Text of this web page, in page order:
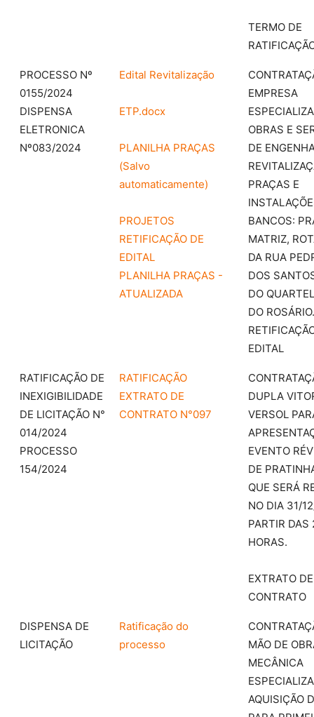
TERMO DE
PROCESSO Nº
0155/2024
DISPENSA
ELETRONICA
Nº083/2024
Edital Revitalização
ETP.docx
PLANILHA PRAÇAS
(Salvo
automaticamente)
PROJETOS
RETIFICAÇÃO DE
EDITAL
PLANILHA PRAÇAS -
ATUALIZADA
EMPRESA
OBRAS E
DE
PRAÇAS E
BANCOS:
MATRIZ,
DA RUA
DOS
DO
DO ROSÁRIO.
EDITAL
RATIFICAÇÃO DE
INEXIGIBILIDADE
DE LICITAÇÃO N°
014/2024
PROCESSO
154/2024
RATIFICAÇÃO
EXTRATO DE
CONTRATO N°097
DUPLA
VERSOL
EVENTO
DE
QUE SERÁ
NO DIA 31/
PARTIR DAS
HORAS.
EXTRATO DE
CONTRATO
DISPENSA DE
LICITAÇÃO
Ratificação do
processo
MÃO DE
MECÂNICA
AQUISIÇÃO